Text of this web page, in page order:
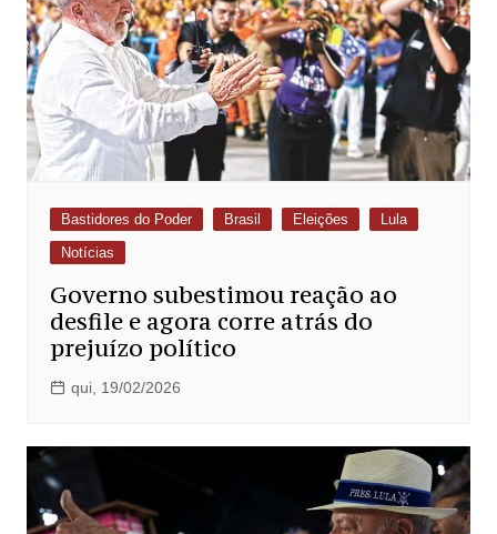
Bastidores do Poder Brasil Eleições
Lula
Notícias
Governo subestimou reação ao
desfile e agora corre atrás do
prejuízo político
qui, 19/02/2026